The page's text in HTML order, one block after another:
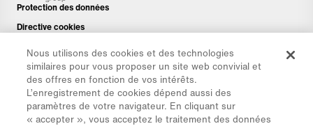
Protection des données
Directive cookies
Avis de non-responsabilité
Newsletter
Pièces de rechange
Nous utilisons des cookies et des technologies
similaires pour vous proposer un site web convivial et
des offres en fonction de vos intérêts.
L’enregistrement de cookies dépend aussi des
paramètres de votre navigateur. En cliquant sur
« accepter », vous acceptez le traitement des données